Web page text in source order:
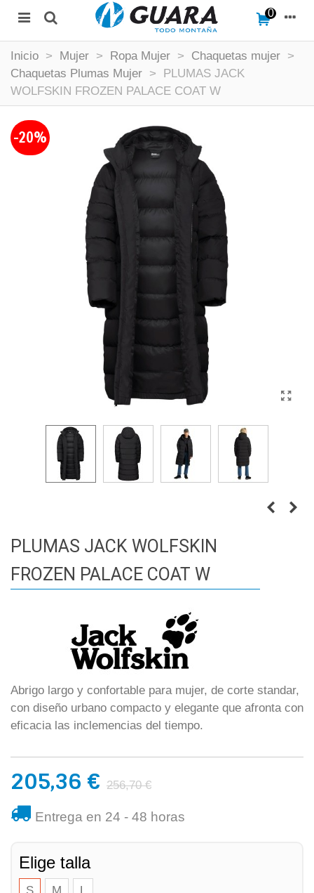
0
Inicio > Mujer > Ropa Mujer > Chaquetas mujer >
Chaquetas Plumas Mujer >
PLUMAS JACK
WOLFSKIN FROZEN PALACE COAT W
-20%
PLUMAS JACK WOLFSKIN
FROZEN PALACE COAT W
Abrigo largo y confortable para mujer, de corte standar,
con diseño urbano compacto y elegante que afronta con
eficacia las inclemencias del tiempo.
205,36 € 256,70 €
Entrega en 24 - 48 horas
Elige talla